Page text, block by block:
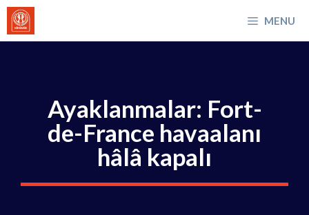
İçeriğe
atla
MENU
Ayaklanmalar: Fort-
de-France havaalanı
hâlâ kapalı